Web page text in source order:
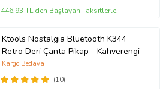
446,93 TL'den Başlayan Taksitlerle
Ktools Nostalgia Bluetooth K344
Retro Deri Çanta Pikap - Kahverengi
(10)
Kargo Bedava